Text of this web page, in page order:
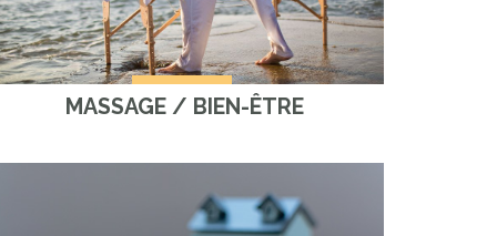
MASSAGE / BIEN-ÊTRE